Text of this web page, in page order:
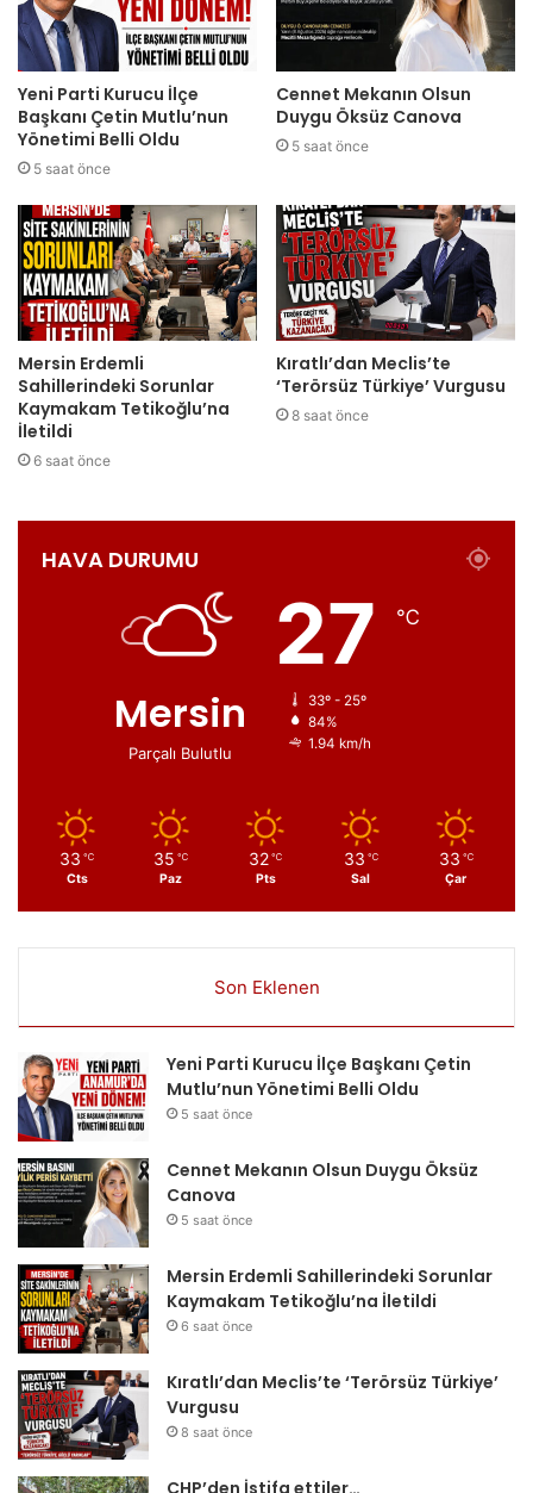
Yeni Parti Kurucu İlçe
Başkanı Çetin Mutlu’nun
Yönetimi Belli Oldu
5 saat önce
Cennet Mekanın Olsun
Duygu Öksüz Canova
5 saat önce
Mersin Erdemli
Sahillerindeki Sorunlar
Kaymakam Tetikoğlu’na
İletildi
6 saat önce
Kıratlı’dan Meclis’te
‘Terörsüz Türkiye’ Vurgusu
8 saat önce
HAVA DURUMU
Mersin
Parçalı Bulutlu
27 ℃
33º - 25º
84%
1.94 km/h
33 ℃
Cts
35 ℃
Paz
32 ℃
Pts
33 ℃
Sal
33 ℃
Çar
Son Eklenen
Yeni Parti Kurucu İlçe Başkanı Çetin
Mutlu’nun Yönetimi Belli Oldu
5 saat önce
Cennet Mekanın Olsun Duygu Öksüz
Canova
5 saat önce
Mersin Erdemli Sahillerindeki Sorunlar
Kaymakam Tetikoğlu’na İletildi
6 saat önce
Kıratlı’dan Meclis’te ‘Terörsüz Türkiye’
Vurgusu
8 saat önce
CHP’den İstifa ettiler…